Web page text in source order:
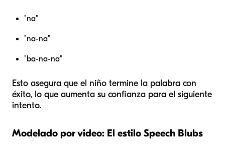
"na"
"na-na"
"ba-na-na"
Esto asegura que el niño termine la palabra con
éxito, lo que aumenta su confianza para el siguiente
intento.
Modelado por video: El estilo Speech Blubs